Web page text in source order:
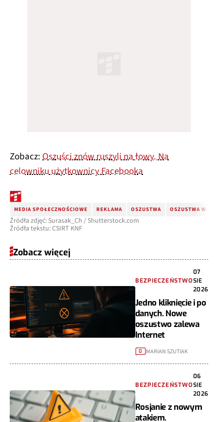
Zobacz: Oszuści znów ruszyli na łowy. Na
celowniku użytkownicy Facebooka
MEDIA SPOŁECZNOŚCIOWE REKLAMA OSZUSTWA OSZUSTWA W
Źródła zdjęć: Surasak_Ch / Shutterstock.com
Źródła tekstu: CSIRT KNF
Zobacz więcej
BEZPIECZEŃSTWO
07
SIE
2026
Jedno kliknięcie i po
danych. Nowe
oszustwo zalewa
Internet
0 MARIAN SZUTIAK
BEZPIECZEŃSTWO
06
SIE
2026
Rosjanie z nowym
atakiem.